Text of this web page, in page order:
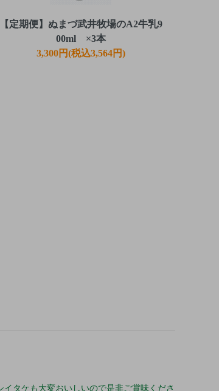
【定期便】ぬまづ武井牧場のA2牛乳9
00ml ×3本
3,300円(税込3,564円)
タケも大変おいしいので是非ご賞味くださ